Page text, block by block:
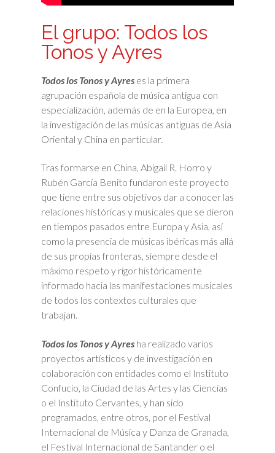
El grupo: Todos los
Tonos y Ayres
Todos los Tonos y Ayreses la primera
agrupación española de música antigua con
especialización, además de en la Europea, en
la investigación de las músicas antiguas de Asia
Oriental y China en particular.
Tras formarse en China, Abigail R. Horro y
Rubén García Benito fundaron este proyecto
que tiene entre sus objetivos dar a conocer las
relaciones históricas y musicales que se dieron
en tiempos pasados entre Europa y Asia, así
como la presencia de músicas ibéricas más allá
de sus propias fronteras, siempre desde el
máximo respeto y rigor históricamente
informado hacia las manifestaciones musicales
de todos los contextos culturales que
trabajan.
Todos los Tonos y Ayresha realizado varios
proyectos artísticos y de investigación en
colaboración con entidades como el Instituto
Confucio, la Ciudad de las Artes y las Ciencias
o el Instituto Cervantes, y han sido
programados, entre otros, por el Festival
Internacional de Música y Danza de Granada,
el Festival Internacional de Santander o el